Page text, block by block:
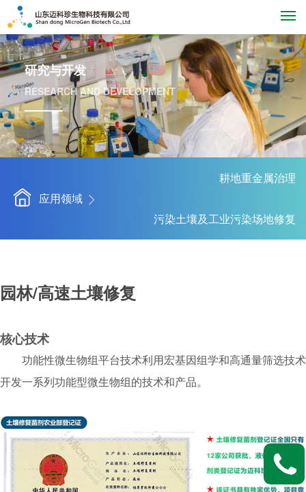
研究与开发
RESEARCH AND DEVELOPMENT
应用领域
耕地重金属治理
污染土壤及工业污染场地修复
园林/高速土壤修复
核心技术
功能性微生物组平台技术利用宏基因组学和高通量筛选技术
开发一系列功能型微生物组的技术和产品。